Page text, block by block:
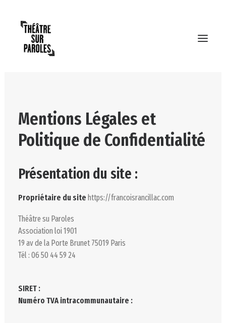
RECHERCHE
Mentions Légales et
Politique de Confidentialité
Présentation du site :
Propriétaire du site https://francoisrancillac.com
Théâtre su Paroles
Association loi 1901
19 av de la Porte Brunet 75019 Paris
Tél : 06 50 44 59 24
SIRET :
Numéro TVA intracommunautaire :